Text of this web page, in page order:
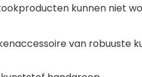
kunnen niet
van robuuste